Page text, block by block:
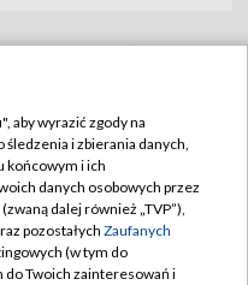
TVP
TVP
aby wyrazić zgody na
i zbierania danych,
końcowym i ich
danych osobowych przez
dalej również „TVP”),
pozostałych Zaufanych
(w tym do
Twoich zainteresowań i